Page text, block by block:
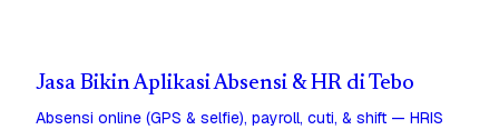
Jasa Bikin Aplikasi Absensi & HR di Tebo
Absensi online (GPS & selfie), payroll, cuti, & shift — HRIS